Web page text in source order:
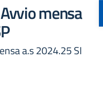
mensa
a.s 2024.25 SI